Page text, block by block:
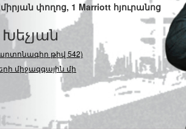
փողոց, 1 Marriott հյուրանոց
թիվ 542)
միջազգային միութ